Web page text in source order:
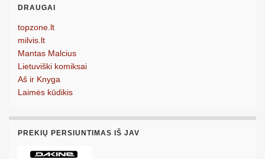
DRAUGAI
topzone.lt
milvis.lt
Mantas Malcius
Lietuviški komiksai
Aš ir Knyga
Laimės kūdikis
PREKIŲ PERSIUNTIMAS IŠ JAV